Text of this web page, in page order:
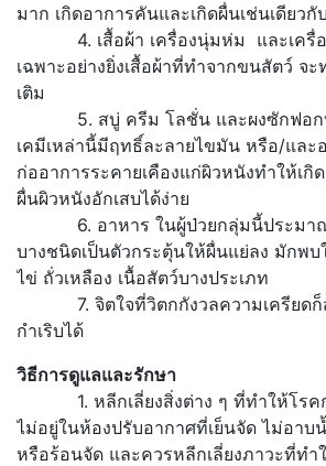
มาก เกิดอาการคันและเกิดผื่นเช่นเดียว
4. เสื้อผ้า เครื่องนุ่มห่ม และเครื่อ
เฉพาะอย่างยิ่งเสื้อผ้าที่ทำจากขนสัตว์ จะ
เติม
5. สบู่ ครีม โลชั่น และผงซักฟอกที่
เคมีเหล่านี้มีฤทธิ์ละลายไขมัน หรือ/และ
ก่ออาการระคายเคืองแก่ผิวหนังทำให้เกิ
ผื่นผิวหนังอักเสบได้ง่าย
6. อาหาร ในผู้ป่วยกลุ่มนี้ประมาณ
บางชนิดเป็นตัวกระตุ้นให้ผื่นแย่ลง มักพบ
ไข่ ถั่วเหลือง เนื้อสัตว์บางประเภท
7. จิตใจที่วิตกกังวลความเครียดก็
กำเริบได้
วิธีการดูแลและรักษา
1. หลีกเลี่ยงสิ่งต่าง ๆ ที่ทำให้โรคก
ไม่อยู่ในห้องปรับอากาศที่เย็นจัด ไม่อา
หรือร้อนจัด และควรหลีกเลี่ยงภาวะที่ทำ